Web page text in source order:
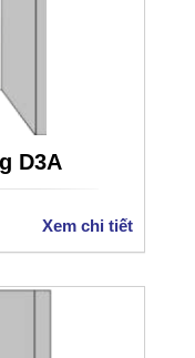
D3A
Xem chi tiết